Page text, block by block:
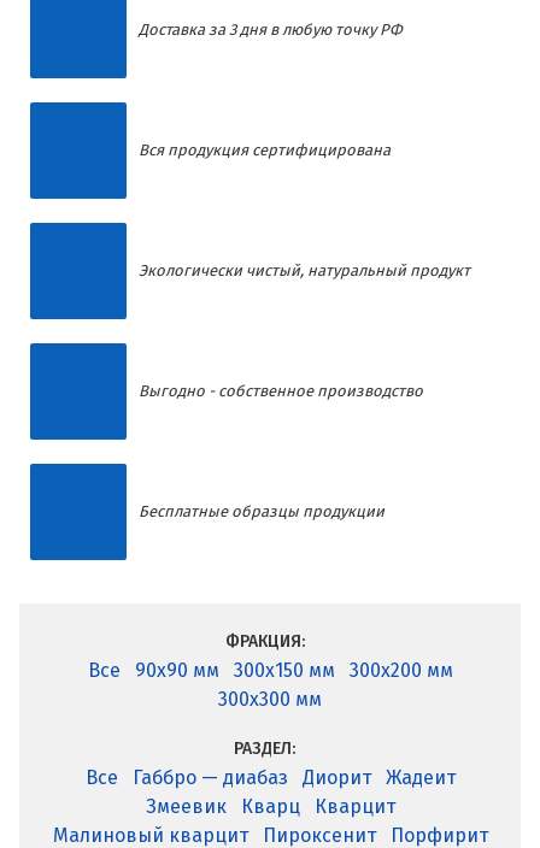
Доставка за 3 дня в любую точку РФ
Вся продукция сертифицирована
Экологически чистый, натуральный продукт
Выгодно - собственное производство
Бесплатные образцы продукции
ФРАКЦИЯ:
Все 90x90 мм 300x150 мм
300x200 мм
300x300 мм
РАЗДЕЛ:
Все Габбро — диабаз Диорит
Жадеит
Змеевик
Кварц
Кварцит
Малиновый кварцит
Пироксенит
Порфирит